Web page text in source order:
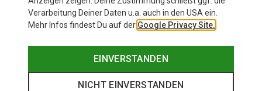
Verarbeitung Deiner Daten u.a. auch in den USA ein.
Mehr Infos findest Du auf der Google Privacy Site.
EINVERSTANDEN
NICHT EINVERSTANDEN